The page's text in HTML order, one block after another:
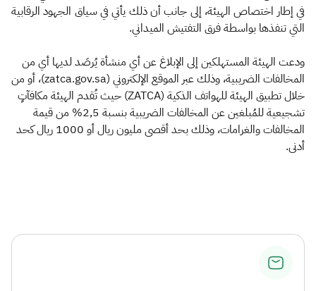
في إطار اختصاص الهيئة، إلى جانب أن ذلك يأتي في سياق الجهود الرقابية
التي تنفذها بواسطة فرق التفتيش الميداني.
ودعت الهيئة المستهلكين إلى الإبلاغ عن أي منشأة يُرصَد لديها أي من
المخالفات الضريبية، وذلك عبر الموقع الإلكتروني (zatca.gov.sa)، أو من
خلال تطبيق الهيئة للهواتف الذكية (ZATCA) حيث تُقدم الهيئة مكافآتٍ
تشجيعية للمُبلغين عن المخالفات الضريبية بنسبة 2,5% من قيمة
المخالفات والغرامات، وذلك بحد أقصى مليون ريال أو 1000 ريال كحد
أدنى.